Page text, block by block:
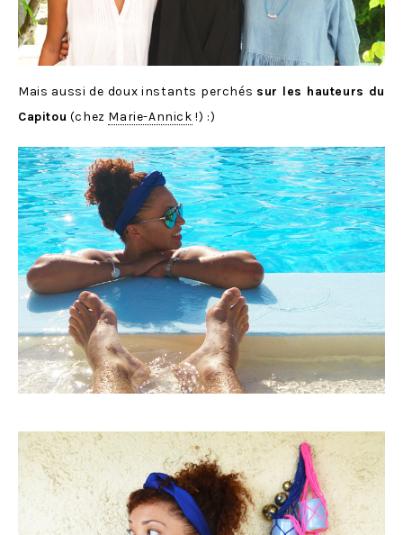
Mais aussi de doux instants perchés sur les hauteurs du
Capitou (chez Marie-Annick !) :)